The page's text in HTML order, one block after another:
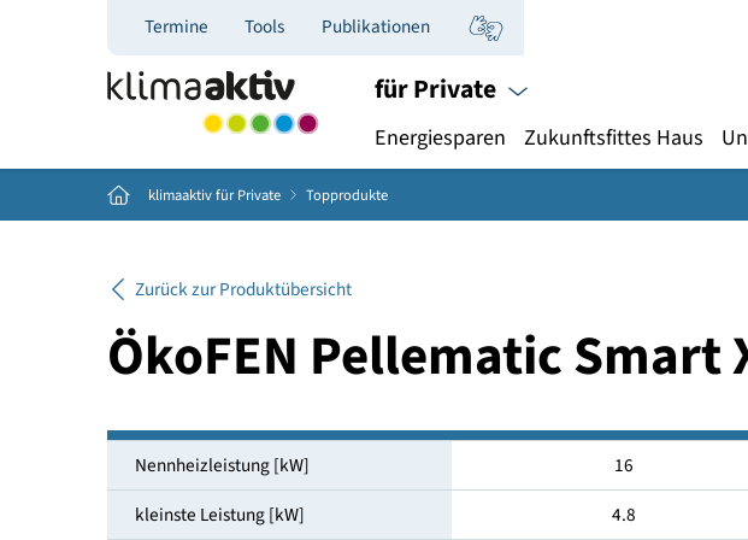
Termine Tools Publikationen
für Private
Energiesparen Zukunftsfittes
Home klimaaktiv für Private Topprodukte
ÖkoFEN Pellematic
Nennheizleistung [kW]